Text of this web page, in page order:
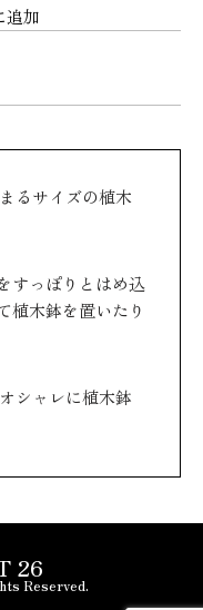
追加
るサイズの植木
すっぽりとはめ込
植木鉢を置いたり
シャレに植木鉢
26
Reserved.